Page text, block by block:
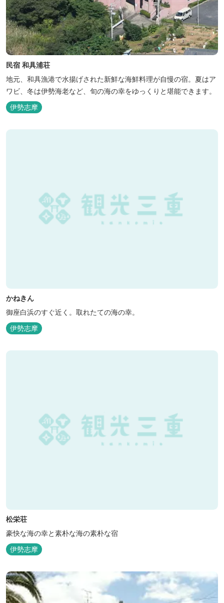
民宿 和具浦荘
地元、和具漁港で水揚げされた新鮮な海鮮料理が自慢の宿。夏はア
ワビ、冬は伊勢海老など、旬の海の幸をゆっくりと堪能できます。
伊勢志摩
かねきん
御座白浜のすぐ近く。取れたての海の幸。
伊勢志摩
松栄荘
豪快な海の幸と素朴な海の素朴な宿
伊勢志摩